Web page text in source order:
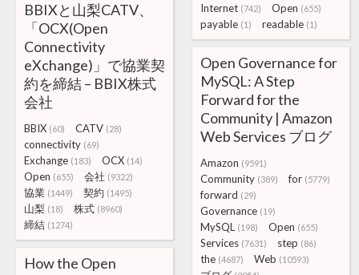
Internet (742) Open (655)
payable (1) readable (1)
BBIXと山梨CATV、
「OCX(Open
Connectivity
eXchange)」で協業契
約を締結 – BBIX株式
会社
BBIX (60) CATV (28)
connectivity (69)
Exchange (183) OCX (14)
Open (655) 会社 (9322)
協業 (1449) 契約 (1495)
山梨 (18) 株式 (8960)
締結 (1274)
Open Governance for
MySQL: A Step
Forward for the
Community | Amazon
Web Services ブログ
Amazon (9591)
Community (389) for (5779)
forward (29)
Governance (19)
MySQL (198) Open (655)
Services (7631) step (86)
the (4687) Web (10593)
How the Open